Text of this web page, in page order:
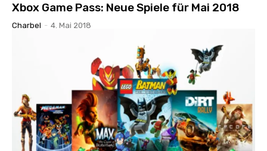
Xbox Game Pass: Neue Spiele für Mai 2018
Charbel - 4. Mai 2018